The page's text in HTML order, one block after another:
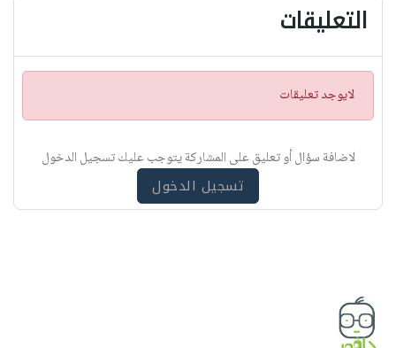
التعليقات
ت
ن
ي
لايوجد تعليقات
لاضافة سؤال أو تعليق على المشاركة يتوجب عليك تسجيل الدخول
تسجيل الدخول